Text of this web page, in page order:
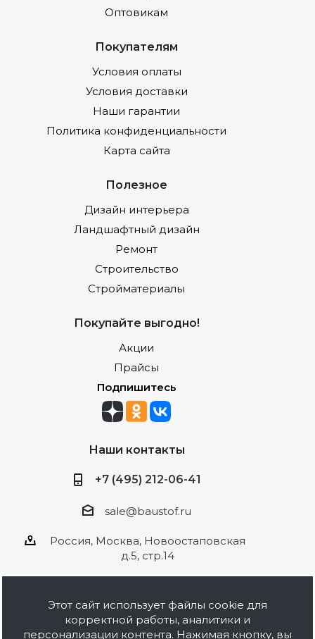
Оптовикам
Покупателям
Условия оплаты
Условия доставки
Наши гарантии
Политика конфиденциальности
Карта сайта
Полезное
Дизайн интерьера
Ландшафтный дизайн
Ремонт
Строительство
Стройматериалы
Покупайте выгодно!
Акции
Прайсы
Подпишитесь
Наши контакты
+7 (495) 212-06-41
sale@baustof.ru
Россия, Москва, Новоостаповская
д.5, стр.14
2026 © ООО Баустов. Собственное
Этот сайт использует файлы cookie для
корректной работы, аналитики и
персонализации контента. Нажимая кнопку, вы